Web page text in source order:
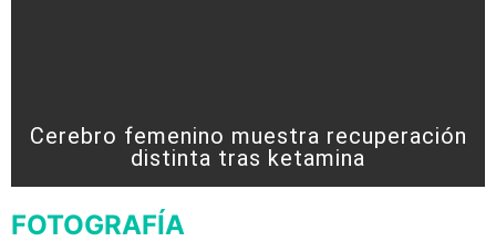
Cerebro femenino muestra recuperación
distinta tras ketamina
FOTOGRAFÍA